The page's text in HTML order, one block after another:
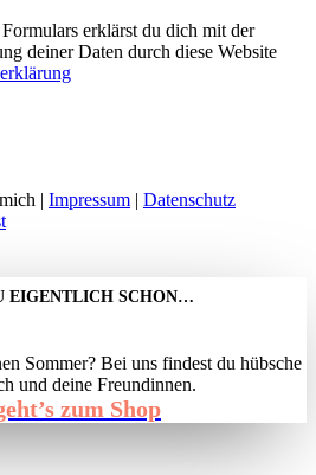
erklärst du dich mit der
deiner Daten durch diese Website
| Impressum | Datenschutz
EIGENTLICH SCHON…
Sommer? Bei uns findest du hübsche
und deine Freundinnen.
zum Shop